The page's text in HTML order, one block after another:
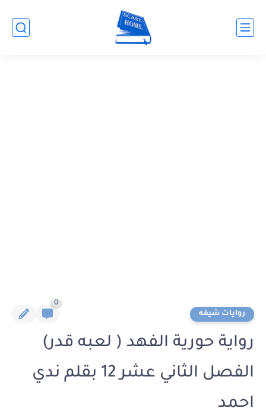
روايات شيقه
0
رواية حورية الفهد ( لعبه قدر)
الفصل الثاني عشر 12 بقلم ندي
احمد